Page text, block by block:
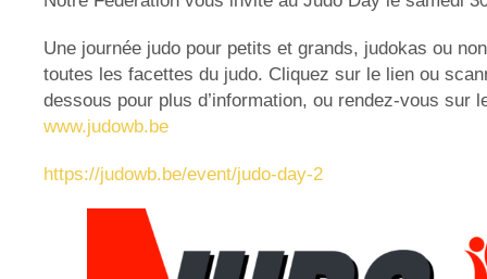
Une journée judo pour petits et grands, judokas ou
toutes les facettes du judo. Cliquez sur le lien ou
dessous pour plus d’information, ou rendez-vous sur
www.judowb.be
https://judowb.be/event/judo-day-2